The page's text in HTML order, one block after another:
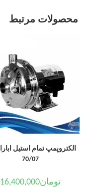
محصولات مرتبط
70/07
تومان16,400,000